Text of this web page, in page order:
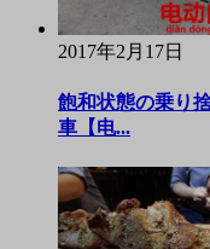
2017年2月17日
飽和状態の乗り
車【电...